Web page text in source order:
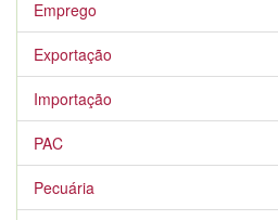
Emprego
Exportação
Importação
PAC
Pecuária